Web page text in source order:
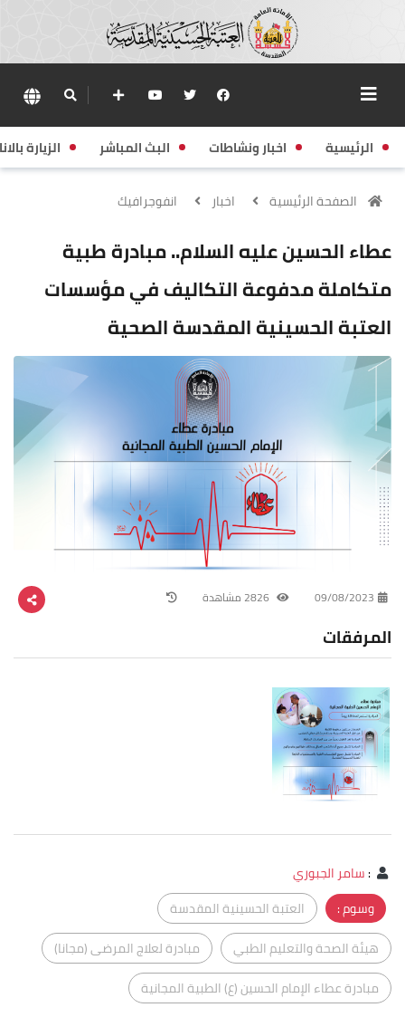
الرئيسية اخبار ونشاطات البث المباشر الزيارة
الصفحة الرئيسية اخبار انفوجرافيك
عطاء الحسين عليه السلام.. مبادرة طبية
متكاملة مدفوعة التكاليف في مؤسسات
العتبة الحسينية المقدسة الصحية
09/08/2023
المرفقات
:سامر الجبوري
وسوم :
العتبة الحسينية المقدسة
هيئة الصحة والتعليم الطبي
مبادرة لعلاج المرضى (مجانا)
مبادرة عطاء الإمام الحسين (ع) الطبية المجانية